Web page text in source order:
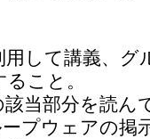
して講義、グ
こと。
当部分を読ん
プウェアの掲